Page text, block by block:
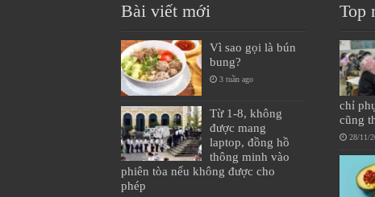
Bài viết mới
Vì sao gọi là bún
bung?
3 tuần ago
Từ 1-8, không
được mang
laptop, đồng hồ
thông minh vào
phiên tòa nếu không được cho
phép
Top
chỉ
cũng
28/11/